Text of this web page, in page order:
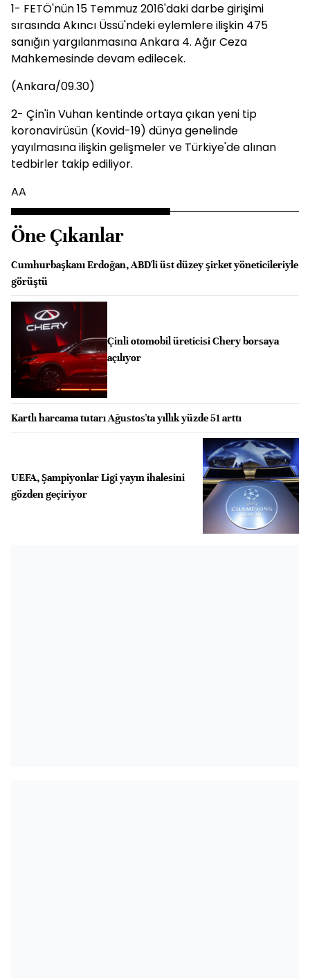
1- FETÖ'nün 15 Temmuz 2016'daki darbe girişimi
sırasında Akıncı Üssü'ndeki eylemlere ilişkin 475
sanığın yargılanmasına Ankara 4. Ağır Ceza
Mahkemesinde devam edilecek.
(Ankara/09.30)
2- Çin'in Vuhan kentinde ortaya çıkan yeni tip
koronavirüsün (Kovid-19) dünya genelinde
yayılmasına ilişkin gelişmeler ve Türkiye'de alınan
tedbirler takip ediliyor.
AA
Öne Çıkanlar
Cumhurbaşkanı Erdoğan, ABD'li üst düzey şirket yöneticileriyle
görüştü
Çinli otomobil üreticisi Chery borsaya
açılıyor
Kartlı harcama tutarı Ağustos'ta yıllık yüzde 51 arttı
UEFA, Şampiyonlar Ligi yayın ihalesini
gözden geçiriyor